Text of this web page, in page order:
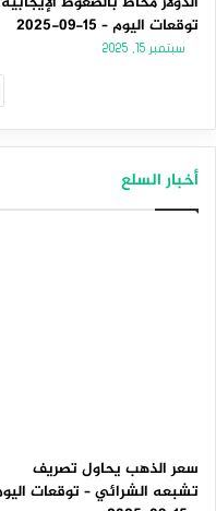
توقعات اليوم – 15-09-2025
سبتمبر 15, 2025
أخبار السلع
سعر الذهب يحاول تصريف
تشبعه الشرائي – توقعات